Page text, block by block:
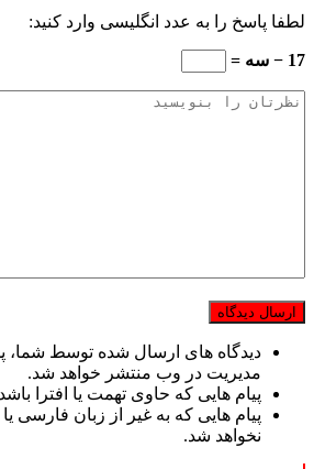
لطفا پاسخ را به عدد انگلیسی وارد کنید:
17 − سه =
دیدگاه های ارسال شده توسط شما،
مدیریت در وب منتشر خواهد شد.
پیام هایی که حاوی تهمت یا افترا
پیام هایی که به غیر از زبان فارسی
نخواهد شد.